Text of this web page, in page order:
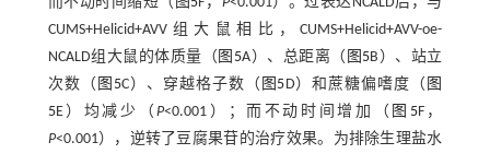
CUMS+Helicid+AVV组大鼠相比，CUMS+Helicid+AVV-oe-
NCALD组大鼠的体质量（ 图5A）、总距离（ 图5B）、站立
次数（ 图5C）、穿越格子数（ 图5D）和蔗糖偏嗜度（ 图
5E）均减少（P<0.001）；而不动时间增加（ 图5F，
P<0.001），逆转了豆腐果苷的治疗效果。为排除生理盐水